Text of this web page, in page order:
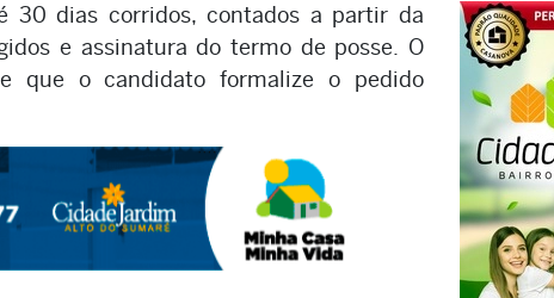
30 dias corridos, contados a partir da
e assinatura do termo de posse. O
que o candidato formalize o pedido